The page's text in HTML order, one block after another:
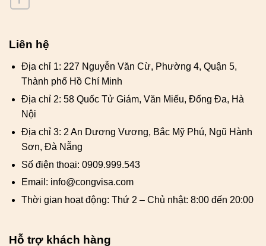
Liên hệ
Địa chỉ 1: 227 Nguyễn Văn Cừ, Phường 4, Quận 5,
Thành phố Hồ Chí Minh
Địa chỉ 2: 58 Quốc Tử Giám, Văn Miếu, Đống Đa, Hà
Nội
Địa chỉ 3: 2 An Dương Vương, Bắc Mỹ Phú, Ngũ Hành
Sơn, Đà Nẵng
Số điện thoại: 0909.999.543
Email: info@congvisa.com
Thời gian hoạt động: Thứ 2 – Chủ nhật: 8:00 đến 20:00
Hỗ trợ khách hàng